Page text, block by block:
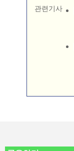
관련기사